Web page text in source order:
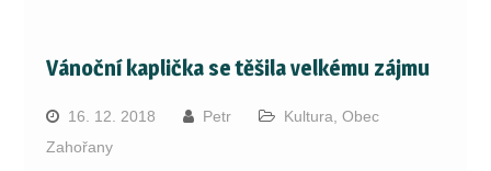
Vánoční kaplička se těšila velkému zájmu
16. 12. 2018 Petr Kultura Obec
Zahořany